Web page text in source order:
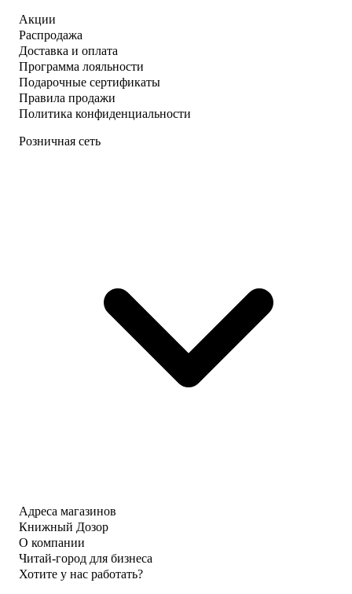
Акции
Распродажа
Доставка и оплата
Программа лояльности
Подарочные сертификаты
Правила продажи
Политика конфиденциальности
Розничная сеть
Адреса магазинов
Книжный Дозор
О компании
Читай-город для бизнеса
Хотите у нас работать?